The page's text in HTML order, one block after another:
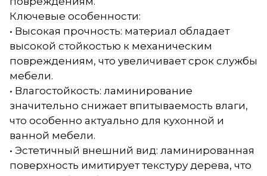
Ключевые особенности:
• Высокая прочность: материал обладает
высокой стойкостью к механическим
повреждениям, что увеличивает срок службы
мебели.
• Влагостойкость: ламинирование
значительно снижает впитываемость влаги,
что особенно актуально для кухонной и
ванной мебели.
• Эстетичный внешний вид: ламинированная
поверхность имитирует текстуру дерева, что